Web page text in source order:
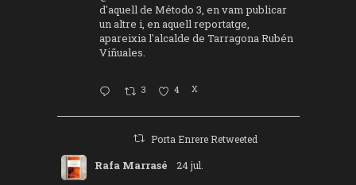
d'aquell de Método 3, en vam publicar
un altre i, en aquell reportatge,
apareixia l'alcalde de Tarragona Rubén
Viñuales.
3 4 X
Porta Enrere Retweeted
Rafa Marrasé 24 jul.